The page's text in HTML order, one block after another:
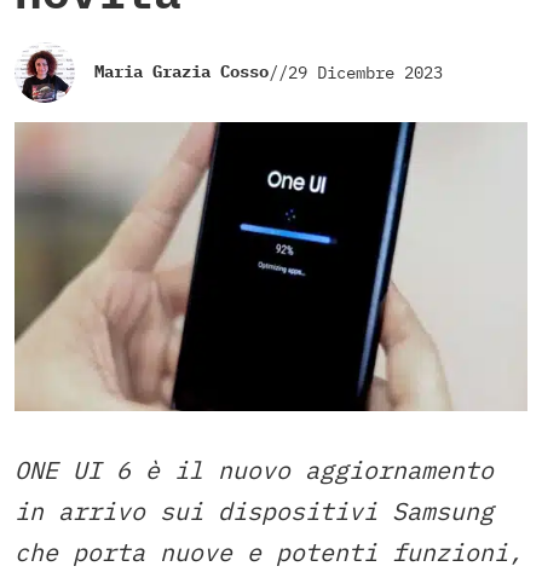
Maria Grazia Cosso//29 Dicembre 2023
ONE UI 6 è il nuovo aggiornamento
in arrivo sui dispositivi Samsung
che porta nuove e potenti funzioni,